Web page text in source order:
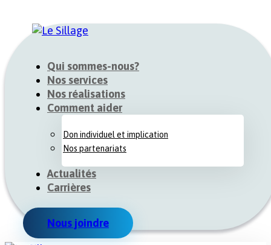
Qui sommes-nous?
Nos services
Nos réalisations
Comment aider
Don individuel et implication
Nos partenariats
Actualités
Carrières
Nous joindre